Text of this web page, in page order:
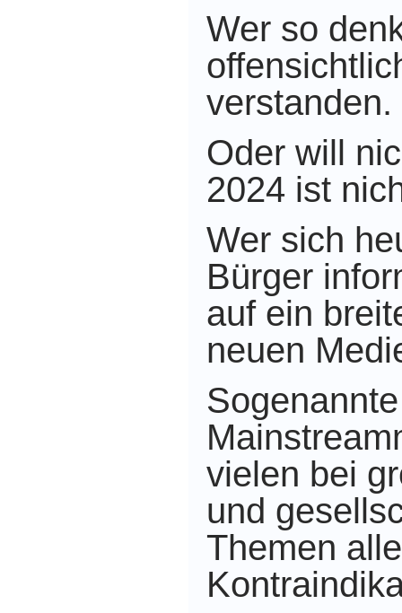
Wer so
verstanden.
Oder will
2024 ist
Wer sich
Bürger
auf ein
neuen
Sogenannte
vielen bei
und
Themen